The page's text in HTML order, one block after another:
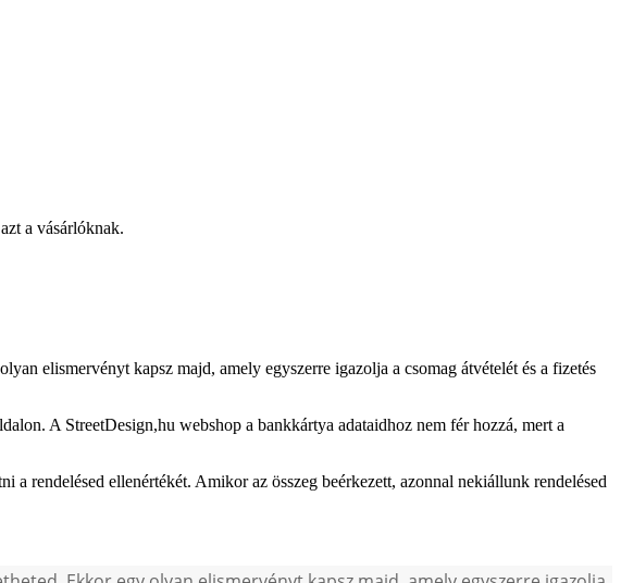
a vásárlóknak.
elismervényt kapsz majd, amely egyszerre igazolja a csomag átvételét és a fizetés
A StreetDesign,hu webshop a bankkártya adataidhoz nem fér hozzá, mert a
rendelésed ellenértékét. Amikor az összeg beérkezett, azonnal nekiállunk rendelésed